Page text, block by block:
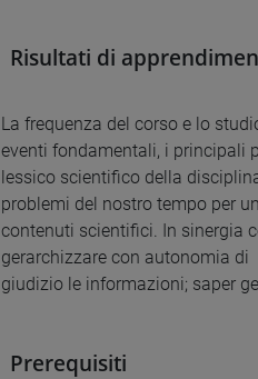
Risultati di
La frequenza del corso e lo
eventi fondamentali, i principali
lessico scientifico della
problemi del nostro tempo per
contenuti scientifici. In sinergia
gerarchizzare con autonomia di
giudizio le informazioni; saper
Prerequisiti